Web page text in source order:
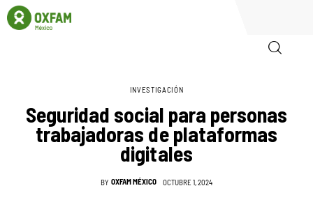
Quienes somos
INVESTIGACIÓN
Seguridad social para personas
trabajadoras de plataformas
digitales
BY OXFAM MÉXICO OCTUBRE 1, 2024